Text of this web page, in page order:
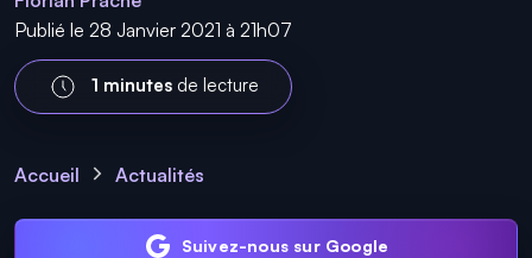
Publié le 28 Janvier 2021 à 21h07
1 minutesde lecture
Accueil Actualités
Suivez-nous sur Google